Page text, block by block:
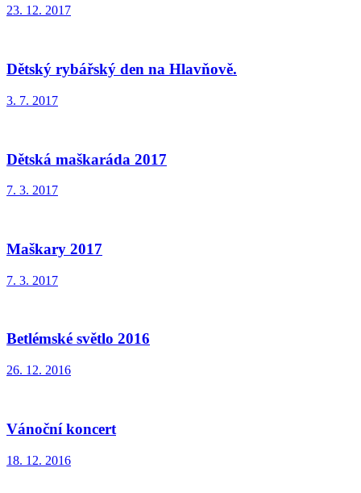
23. 12. 2017
Dětský rybářský den na Hlavňově.
3. 7. 2017
Dětská maškaráda 2017
7. 3. 2017
Maškary 2017
7. 3. 2017
Betlémské světlo 2016
26. 12. 2016
Vánoční koncert
18. 12. 2016